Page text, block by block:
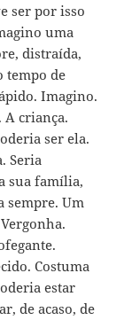
ser por isso
uma
distraída,
tempo de
Imagino.
A criança.
ser ela.
Seria
sua família,
sempre. Um
Costuma
estar
de acaso, de